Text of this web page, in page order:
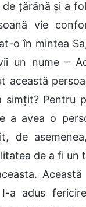
de țărână și a
vie
o în mintea
un nume –
această
simțit? Pentru
a avea o
de
de a fi un
Această
a adus